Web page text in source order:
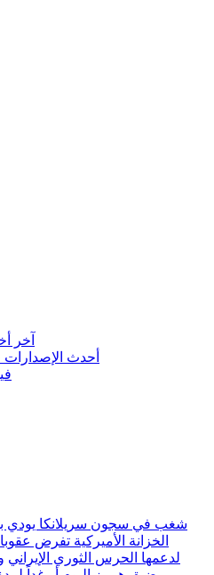
آخر
أحدث
شغب في سجون سريلانكا يودي بحياة 3 سجناء ويصيب
الخزانة الأميركية تفرض
لدعمها الحرس الثوري الإيراني